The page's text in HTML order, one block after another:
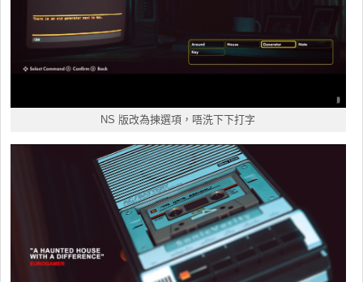
NS 版改為揀選項，唔洗下下打字